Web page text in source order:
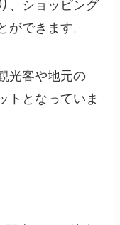
、ショッピング
ができます。
光客や地元の
トとなっていま